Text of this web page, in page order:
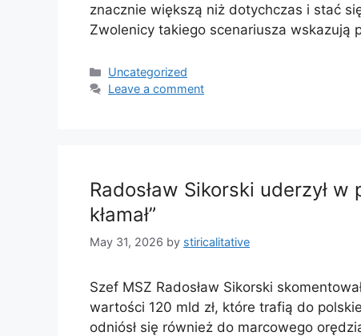
znacznie większą niż dotychczas i stać
Zwolenicy takiego scenariusza wskazują
Categories
Uncategorized
Leave a comment
Radosław Sikorski uderzył
kłamał”
May 31, 2026 by stiricalitative
Szef MSZ Radosław Sikorski
wartości 120 mld zł, które trafią do
odniósł się również do marcowego